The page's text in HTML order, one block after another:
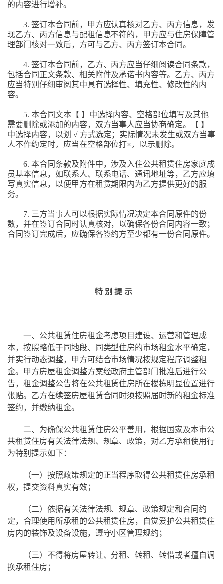
的内容进行增补。
3. 签订本合同前，甲方应认真核对乙方、丙方信息，发
现乙方、丙方信息与配租信息不符的，甲方应与住房保障管
理部门核对一致后，方可与乙方、丙方签订本合同。
4. 签订本合同前，乙方、丙方应当仔细阅读合同条款，
包括合同正文条款、相关附件及承诺书内容等。乙方、丙方
应当特别仔细审阅其中具有选择性、填充性、修改性的内
容。
5. 本合同文本【 】中选择内容、空格部位填写及其他
需要删除或添加的内容，双方当事人应当协商确定。【 】
中选择内容，以划 √ 方式选定；实际情况未发生或双方当事
人不作约定时，应当在空格部位打×，以示删除。
6. 本合同条款及附件中，涉及入住公共租赁住房家庭成
员基本信息，如联系人、联系电话、通讯地址等，乙方应填
写真实信息，以便甲方在租赁期限内为乙方提供更好的服
务。
7. 三方当事人可以根据实际情况决定本合同原件的份
数，并在签订合同时认真核对，以确保各份合同内容一致；
合同签订完成后，应确保各签约方至少都有一份合同原件。
特 别 提 示
一、公共租赁住房租金考虑项目建设、运营和管理成
本，按照略低于同地段、同类型住房的市场租金水平确定，
并实行动态调整，甲方可结合市场情况按规定程序调整租
金。甲方房屋租金调整方案经政府主管部门批准后进行公
告，租金调整公告将在公共租赁住房所在楼栋明显位置进行
张贴。乙方在续签房屋租赁合同时须按照届时新的租金标准
签约，并缴纳租金。
二、为确保公共租赁住房公平善用，根据国家及本市公
共租赁住房有关法律法规、规章、政策，对乙方承租使用行
为特别提示如下：
（一）按照政策规定的正当程序取得公共租赁住房承租
权，提交资料真实有效；
（二）依据有关法律法规、规章、政策规定和合同约
定，合理使用所承租的公共租赁住房，自觉爱护公共租赁住
房内的装饰及设备设施，遵守小区管理规约；
（三）不得将房屋转让、分租、转租、转借或者擅自调
换承租住房；